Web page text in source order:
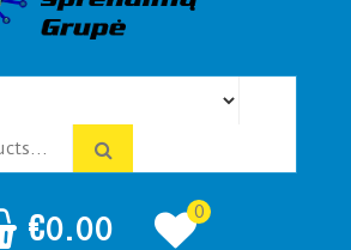
Praėjimo
kontrolė
€0.00 0